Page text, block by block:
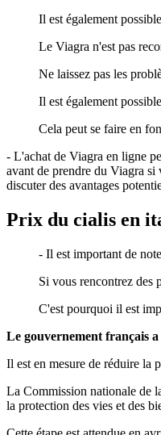
Il est également
Le Viagra n'est pas
Ne laissez pas les
Il est également
Cela peut se faire en
- L'achat de Viagra en ligne
avant de prendre du Viagra si
discuter des avantages
Prix du cialis en
- Il est important de
Si vous rencontrez des
C'est pourquoi il est
Le gouvernement français
Il est en mesure de réduire la
La Commission nationale de
la protection des vies et des